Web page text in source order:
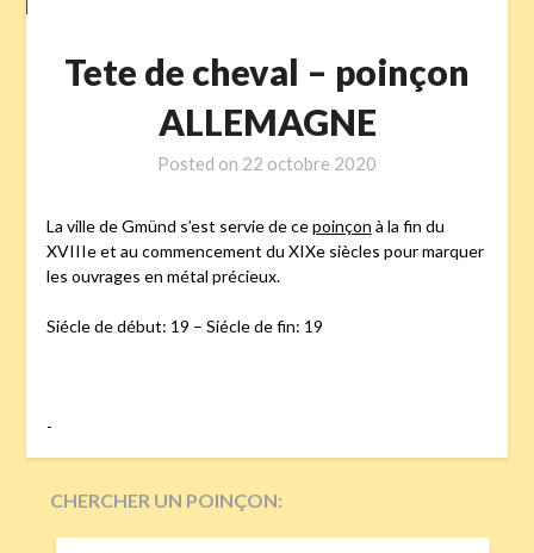
Tete de cheval – poinçon
ALLEMAGNE
Posted on 22 octobre 2020
La ville de Gmünd s’est servie de cepoinçon à la fin du
XVIIIe et au commencement du XIXe siècles pour marquer
les ouvrages en métal précieux.
Siécle de début: 19 – Siécle de fin: 19
-
CHERCHER UN POINÇON:
RECHERCHER :